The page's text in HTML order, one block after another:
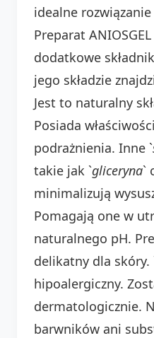
idealne
Preparat
dodatkowe
jego składzie
Jest to naturalny
Posiada
podrażnienia. Inne `
takie jak `gliceryna`
minimalizują
Pomagają one w
naturalnego pH.
delikatny dla skóry.
hipoalergiczny.
dermatologicznie.
barwników ani